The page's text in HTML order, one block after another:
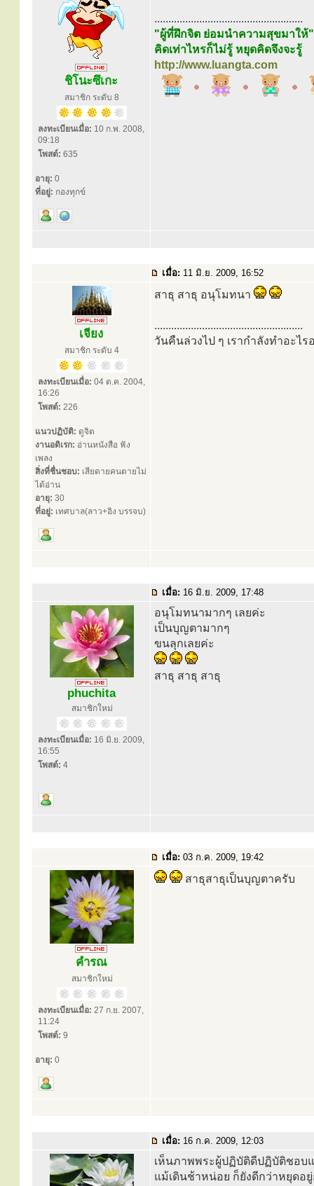
ชิโนะซึเกะ
สมาชิก ระดับ 8
ลงทะเบียนเมื่อ: 10 ก.พ. 2008,
09:18
โพสต์: 635
อายุ: 0
ที่อยู่: กองทุกข์
.....................................................
"ผู้ที่ฝึกจิต ย่อมนำความสุขมาให้"
คิดเท่าไหรก็ไม่รู้ หยุดคิดจึงจะรู้
http://www.luangta.com
เมื่อ: 11 มิ.ย. 2009, 16:52
เจียง
สมาชิก ระดับ 4
ลงทะเบียนเมื่อ: 04 ต.ค. 2004,
16:26
โพสต์: 226
แนวปฏิบัติ: ดูจิต
งานอดิเรก: อ่านหนังสือ ฟัง
เพลง
สิ่งที่ชื่นชอบ: เสียดายคนตายไม่
ได้อ่าน
อายุ: 30
ที่อยู่: เทศบาล(ลาว+อิง บรรจบ)
สาธุ สาธุ อนุโมทนา
.....................................................
วันคืนล่วงไป ๆ เรากำลังทำอะไร
เมื่อ: 16 มิ.ย. 2009, 17:48
phuchita
สมาชิกใหม่
ลงทะเบียนเมื่อ: 16 มิ.ย. 2009,
16:55
โพสต์: 4
อนุโมทนามากๆ เลยค่ะ
เป็นบุญตามากๆ
ขนลุกเลยค่ะ
สาธุ สาธุ สาธุ
เมื่อ: 03 ก.ค. 2009, 19:42
คำรณ
สมาชิกใหม่
ลงทะเบียนเมื่อ: 27 ก.ย. 2007,
11:24
โพสต์: 9
อายุ: 0
สาธุสาธุเป็นบุญตาครับ
เมื่อ: 16 ก.ค. 2009, 12:03
เห็นภาพพระผู้ปฏิบัติดีปฏิบัติชอบ
แม้เดินช้าหน่อย ก็ยังดีกว่าหยุด